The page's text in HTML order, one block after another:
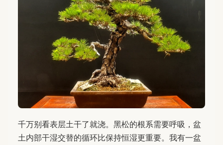
千万别看表层土干了就浇。黑松的根系需要呼吸，盆
土内部干湿交替的循环比保持恒湿更重要。我有一盆